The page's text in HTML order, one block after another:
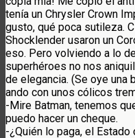
tenía un Chrysler Crown
gusto, qué poca sutileza.
Shocklender usaron un
eso. Pero volviendo a lo
superhéroes no nos
de elegancia. (Se oye una
ando con unos cólicos
-Mire Batman, tenemos
puedo hacer un cheque.
-¿Quién lo paga, el Estado